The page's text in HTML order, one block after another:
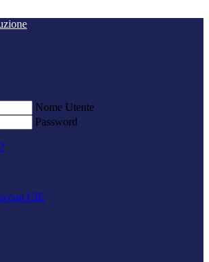
Nome Utente
Password
con CIE